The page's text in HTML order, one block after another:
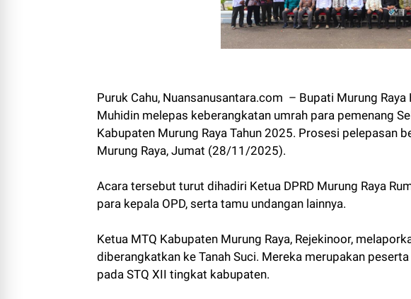
Puruk Cahu, Nuansanusantara.com – Bupati Murung
Muhidin melepas keberangkatan umrah para pemenang
Kabupaten Murung Raya Tahun 2025. Prosesi pelepasan
Murung Raya, Jumat (28/11/2025).
Acara tersebut turut dihadiri Ketua DPRD Murung Raya
para kepala OPD, serta tamu undangan lainnya.
Ketua MTQ Kabupaten Murung Raya, Rejekinoor,
diberangkatkan ke Tanah Suci. Mereka merupakan
pada STQ XII tingkat kabupaten.